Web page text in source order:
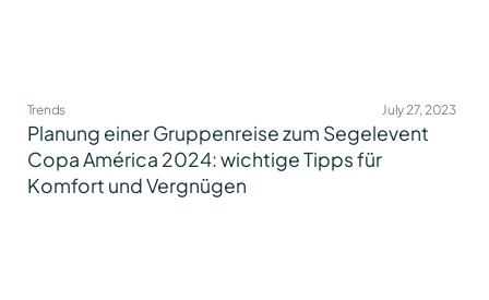
Trends July 27, 2023
Planung einer Gruppenreise zum Segelevent
Copa América 2024: wichtige Tipps für
Komfort und Vergnügen